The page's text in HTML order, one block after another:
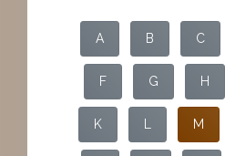
A B C
F G H
K M